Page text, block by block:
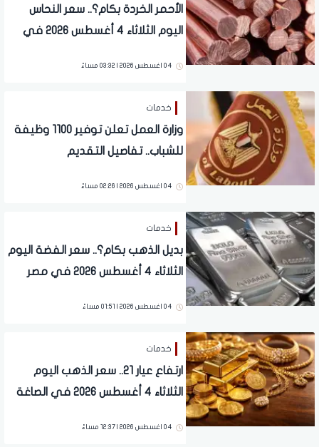
الأحمر الخردة بكام؟.. سعر النحاس
اليوم الثلاثاء 4 أغسطس 2026 في
04 اغسطس 2026 | 03:32 مساءً
خدمات
وزارة العمل تعلن توفير 1100 وظيفة
للشباب.. تفاصيل التقديم
04 اغسطس 2026 | 02:26 مساءً
خدمات
بديل الذهب بكام؟.. سعر الفضة اليوم
الثلاثاء 4 أغسطس 2026 في مصر
04 اغسطس 2026 | 01:51 مساءً
خدمات
ارتفاع عيار 21.. سعر الذهب اليوم
الثلاثاء 4 أغسطس 2026 في الصاغة
04 اغسطس 2026 | 12:37 مساءً